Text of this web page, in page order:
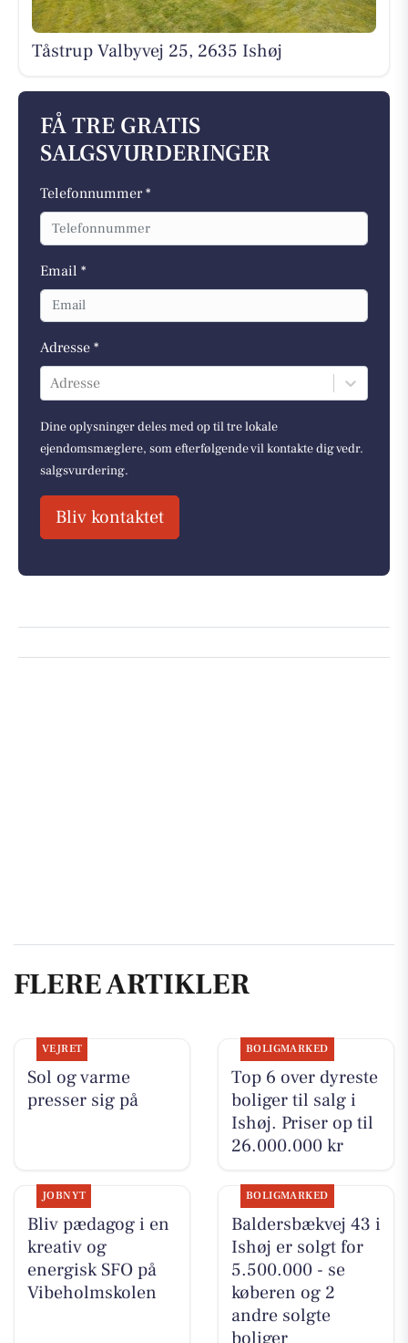
Tåstrup Valbyvej 25, 2635 Ishøj
FÅ TRE GRATIS
SALGSVURDERINGER
Telefonnummer *
Email *
Adresse *
Adresse
Dine oplysninger deles med op til tre lokale
ejendomsmæglere, som efterfølgende vil kontakte dig vedr.
salgsvurdering.
Bliv kontaktet
FLERE ARTIKLER
VEJRET
Sol og varme
presser sig på
BOLIGMARKED
Top 6 over dyreste
boliger til salg i
Ishøj. Priser op til
26.000.000 kr
JOBNYT
Bliv pædagog i en
kreativ og
energisk SFO på
Vibeholmskolen
BOLIGMARKED
Baldersbækvej 43 i
Ishøj er solgt for
5.500.000 - se
køberen og 2
andre solgte
boliger